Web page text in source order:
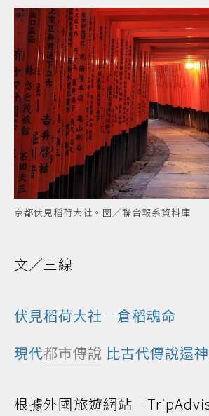
京都伏見稻荷大社。圖／聯合報系資料庫
文／三線
伏見稻荷大社─倉稻魂命
現代都市傳說 比古代傳說還
根據外國旅遊網站「